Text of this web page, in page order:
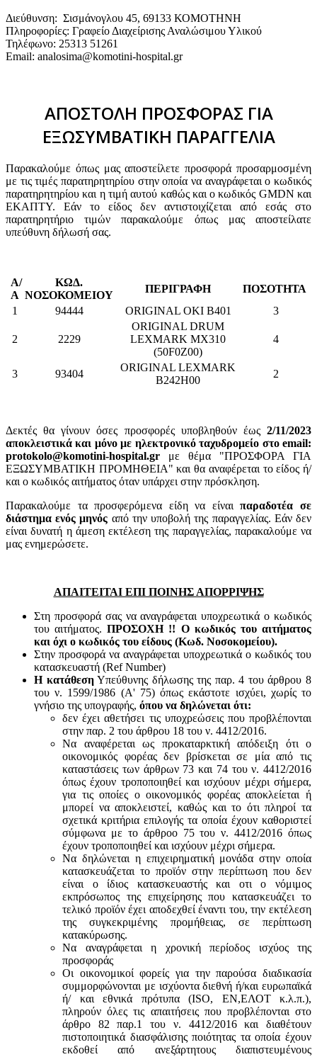
Διεύθυνση: Σισμάνογλου 45, 69133 ΚΟΜΟΤΗΝΗ
Πληροφορίες: Γραφείο Διαχείρισης Αναλώσιμου Υλικού
Τηλέφωνο: 25313 51261
Email: analosima@komotini-hospital.gr
ΑΠΟΣΤΟΛΗ ΠΡΟΣΦΟΡΑΣ ΓΙΑ
ΕΞΩΣΥΜΒΑΤΙΚΗ ΠΑΡΑΓΓΕΛΙΑ
Παρακαλούμε όπως μας αποστείλετε προσφορά προσαρμοσμένη
με τις τιμές παρατηρητηρίου στην οποία να αναγράφεται ο κωδικός
παρατηρητηρίου και η τιμή αυτού καθώς και ο κωδικός GMDN και
ΕΚΑΠΤΥ. Εάν το είδος δεν αντιστοιχίζεται από εσάς στο
παρατηρητήριο τιμών παρακαλούμε όπως μας αποστείλατε
υπεύθυνη δήλωσή σας.
Α/
Α
ΚΩΔ.
ΝΟΣΟΚΟΜΕΙΟΥ
ΠΕΡΙΓΡΑΦΗ
ΠΟΣΟΤΗΤΑ
1
94444 ORIGINAL OKI B401 3
2 2229
ORIGINAL DRUM
LEXMARK MX310
(50F0Z00)
4
3 93404
ORIGINAL LEXMARK
B242H00
2
Δεκτές θα γίνουν όσες προσφορές υποβληθούν έως 2/11/2023
αποκλειστικά και μόνο με ηλεκτρονικό ταχυδρομείο στο email:
protokolo@komotini-hospital.gr με θέμα "ΠΡΟΣΦΟΡΑ ΓΙΑ
ΕΞΩΣΥΜΒΑΤΙΚΗ ΠΡΟΜΗΘΕΙΑ" και θα αναφέρεται το είδος ή/
και ο κωδικός αιτήματος όταν υπάρχει στην πρόσκληση.
Παρακαλούμε τα προσφερόμενα είδη να είναιπαραδοτέα σε
διάστημα ενός μηνός από την υποβολή της παραγγελίας. Εάν δεν
είναι δυνατή η άμεση εκτέλεση της παραγγελίας, παρακαλούμε να
μας ενημερώσετε.
ΑΠΑΙΤΕΙΤΑΙ ΕΠΙ ΠΟΙΝΗΣ ΑΠΟΡΡΙΨΗΣ
Στη προσφορά σας να αναγράφεται υποχρεωτικά ο κωδικός
του αιτήματος.ΠΡΟΣΟΧΗ !! Ο κωδικός του αιτήματος
και όχι ο κωδικός του είδους (Κωδ. Νοσοκομείου).
Στην προσφορά να αναγράφεται υποχρεωτικά ο κωδικός του
κατασκευαστή (Ref Number)
Η κατάθεσηΥπεύθυνης δήλωσης της παρ. 4 του άρθρου 8
του ν. 1599/1986 (Α' 75) όπως εκάστοτε ισχύει, χωρίς το
γνήσιο της υπογραφής, όπου να δηλώνεται ότι:
δεν έχει αθετήσει τις υποχρεώσεις που προβλέπονται
στην παρ. 2 του άρθρου 18 του ν. 4412/2016.
Να αναφέρεται ως προκαταρκτική απόδειξη ότι ο
οικονομικός φορέας δεν βρίσκεται σε μία από τις
καταστάσεις των άρθρων 73 και 74 του ν. 4412/2016
όπως έχουν τροποποιηθεί και ισχύουν μέχρι σήμερα,
για τις οποίες ο οικονομικός φορέας αποκλείεται ή
μπορεί να αποκλειστεί, καθώς και το ότι πληροί τα
σχετικά κριτήρια επιλογής τα οποία έχουν καθοριστεί
σύμφωνα με τo άρθροo 75 του ν. 4412/2016 όπως
έχουν τροποποιηθεί και ισχύουν μέχρι σήμερα.
Να δηλώνεται η επιχειρηματική μονάδα στην οποία
κατασκευάζεται το προϊόν στην περίπτωση που δεν
είναι ο ίδιος κατασκευαστής και oτι ο νόμιμος
εκπρόσωπος της επιχείρησης που κατασκευάζει το
τελικό προϊόν έχει αποδεχθεί έναντι του, την εκτέλεση
της συγκεκριμένης προμήθειας, σε περίπτωση
κατακύρωσης.
Να αναγράφεται η χρονική περίοδος ισχύος της
προσφοράς
Οι οικονομικοί φορείς για την παρούσα διαδικασία
συμμορφώνονται με ισχύοντα διεθνή ή/και ευρωπαϊκά
ή/ και εθνικά πρότυπα (ISO, ΕΝ,ΕΛΟΤ κ.λ.π.),
πληρούν όλες τις απαιτήσεις που προβλέπονται στο
άρθρο 82 παρ.1 του ν. 4412/2016 και διαθέτουν
πιστοποιητικά διασφάλισης ποιότητας τα οποία έχουν
εκδοθεί από ανεξάρτητους διαπιστευμένους